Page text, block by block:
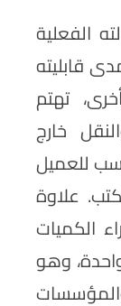
الفعلية
قابليته
تهتم
خارج
للعميل
علاوة
الكميات
وهو